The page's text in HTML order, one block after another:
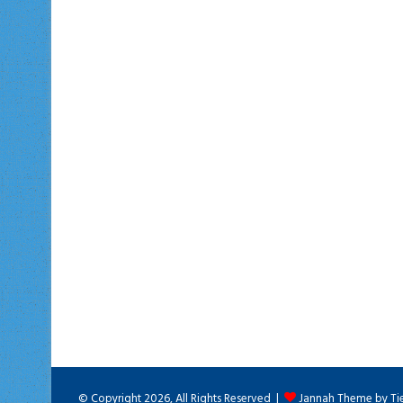
© Copyright 2026, All Rights Reserved | Jannah Theme by